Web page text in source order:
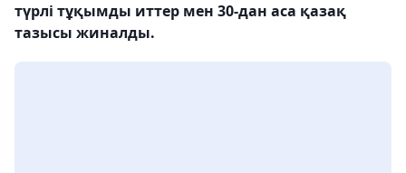
түрлі тұқымды иттер мен 30-дан аса қазақ
тазысы жиналды.